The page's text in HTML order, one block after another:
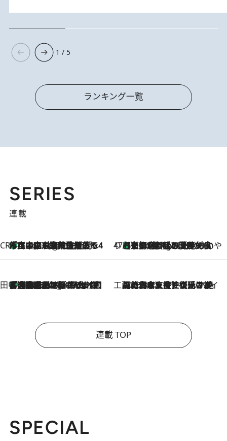
1 / 5
ランキング一覧
SERIES
連載
CREA'S CHOICE
1 Hour Ago
「立川にも歌舞伎があるんだよ」 片岡仁左衛門・市川中車ら豪華座組みで4年目の立川立飛歌舞伎へ 47都道府県の手みやげ ひんやりスイーツで夏を満喫
1 Hour Ago
【京都府】この夏絶対食べたい 冷やしておいしいおやつ3選 ひと口目から心を掴む新緑のテリーヌ
田中稲の勝手に再ブーム
6 Hours Ago
「湘南乃風に憧れて」観客大盛上がりの“タオル回し”に、ラッパー顔負けの高速歌唱まで…さだまさし（74）のアグレッシブすぎる現在地 工藤まやのおもてなしハワイ
2026.8.6
【ハワイ土産】ローカルの絶大な支持で復活！ 絶品の幻クッキー《元ファンの日本人女性が受け継いだ名店》
連載 TOP
SPECIAL